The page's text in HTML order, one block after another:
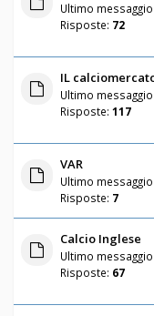
Ultimo
Risposte: 72
IL
Ultimo
Risposte: 117
VAR
Ultimo
Risposte: 7
Calcio Inglese
Ultimo
Risposte: 67